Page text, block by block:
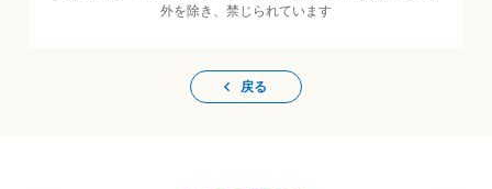
外を除き、禁じられています
戻る